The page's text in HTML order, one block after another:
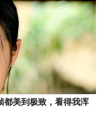
都美到极致，看得我浑